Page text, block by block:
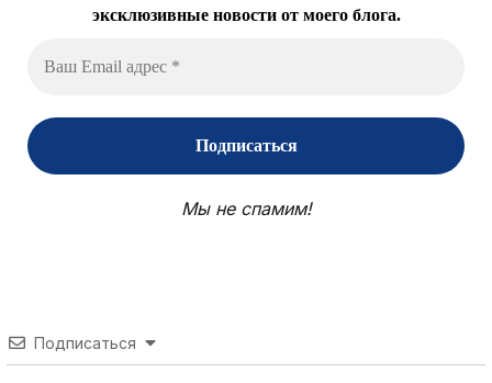
эксклюзивные новости от моего блога.
Мы не спамим!
Подписаться